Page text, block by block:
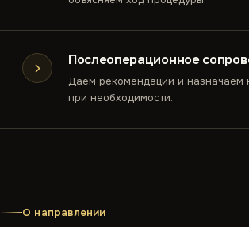
Послеоперационное
Даём рекомендации и назначаем
при необходимости.
О направлении